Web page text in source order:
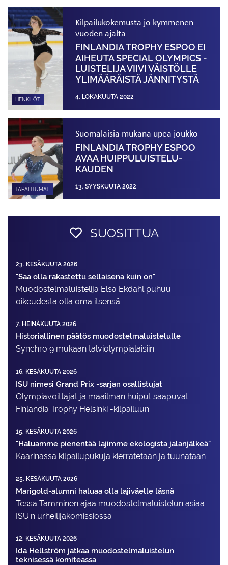
HENKILÖT
Kilpailukokemusta jo kymmenen
vuoden ajalta
FINLANDIA TROPHY ESPOO EI
AIHEUTA SPECIAL OLYMPICS -
LUISTELIJA VIIVI VÄISTÖLLE
YLIMÄÄRÄISTÄ JÄNNITYSTÄ
4. LOKAKUUTA 2022
TAPAHTUMAT
Suomalaisia mukana upea joukko
FINLANDIA TROPHY ESPOO
AVAA HUIPPU­LUISTELU­
KAUDEN
13. SYYSKUUTA 2022
SUOSITTUA
23. KESÄKUUTA 2026
"Saa olla rakastettu sellaisena kuin on"
Muodostelma­luistelija Elsa Ekdahl puhuu
oikeudesta olla oma itsensä
7. HEINÄKUUTA 2026
Historiallinen päätös muodostelmaluistelulle
Synchro 9 mukaan talviolympialaisiin
16. KESÄKUUTA 2026
ISU nimesi Grand Prix -sarjan osallistujat
Olympiavoittajat ja maailman huiput saapuvat
Finlandia Trophy Helsinki -kilpailuun
15. KESÄKUUTA 2026
"Haluamme pienentää lajimme ekologista jalanjälkeä"
Kaarinassa kilpailupukuja kierrätetään ja tuunataan
25. KESÄKUUTA 2026
Marigold-alumni haluaa olla lajiväelle läsnä
Tessa Tamminen ajaa muodostelma­luistelun asiaa
ISU:n urheilija­komissiossa
12. KESÄKUUTA 2026
Ida Hellström jatkaa muodostelmaluistelun
teknisessä komiteassa